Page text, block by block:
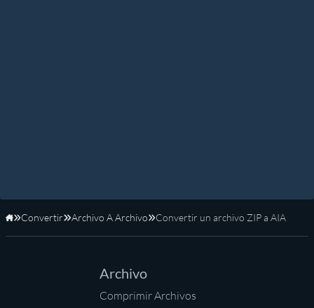
Inicio
Convertir Archivo A Archivo Convertir un archivo ZIP a AIA
Archivo
Comprimir Archivos